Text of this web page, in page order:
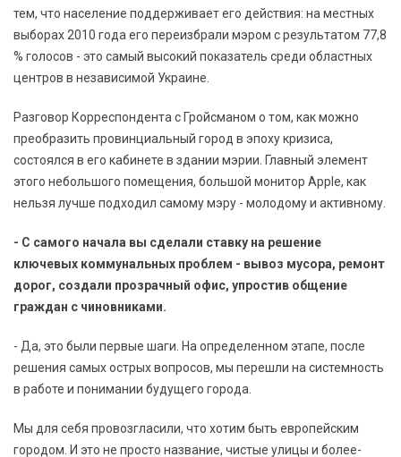
тем, что население поддерживает его действия: на местных
выборах 2010 года его переизбрали мэром с результатом 77,8
% голосов - это самый высокий показатель среди областных
центров в независимой Украине.
Разговор Корреспондента с Гройсманом о том, как можно
преобразить провинциальный город в эпоху кризиса,
состоялся в его кабинете в здании мэрии. Главный элемент
этого небольшого помещения, большой монитор Apple, как
нельзя лучше подходил самому мэру - молодому и активному.
- С самого начала вы сделали ставку на решение
ключевых коммунальных проблем - вывоз мусора, ремонт
дорог, создали прозрачный офис, упростив общение
граждан с чиновниками.
- Да, это были первые шаги. На определенном этапе, после
решения самых острых вопросов, мы перешли на системность
в работе и понимании будущего города.
Мы для себя провозгласили, что хотим быть европейским
городом. И это не просто название, чистые улицы и более-